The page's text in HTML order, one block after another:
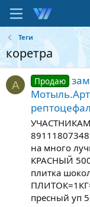
Теги
коретра
А Продаю
на много
КРАСНЫЙ
плитка
пресный уп